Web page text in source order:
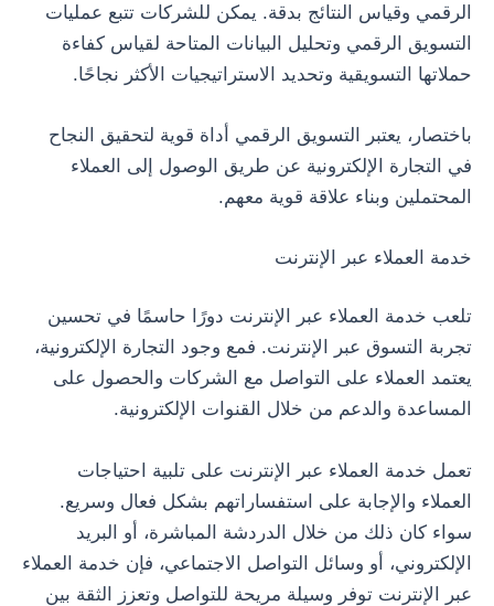
الرقمي وقياس النتائج بدقة. يمكن للشركات تتبع عمليات
التسويق الرقمي وتحليل البيانات المتاحة لقياس كفاءة
حملاتها التسويقية وتحديد الاستراتيجيات الأكثر نجاحًا.
باختصار، يعتبر التسويق الرقمي أداة قوية لتحقيق النجاح
في التجارة الإلكترونية عن طريق الوصول إلى العملاء
المحتملين وبناء علاقة قوية معهم.
خدمة العملاء عبر الإنترنت
تلعب خدمة العملاء عبر الإنترنت دورًا حاسمًا في تحسين
تجربة التسوق عبر الإنترنت. فمع وجود التجارة الإلكترونية،
يعتمد العملاء على التواصل مع الشركات والحصول على
المساعدة والدعم من خلال القنوات الإلكترونية.
تعمل خدمة العملاء عبر الإنترنت على تلبية احتياجات
العملاء والإجابة على استفساراتهم بشكل فعال وسريع.
سواء كان ذلك من خلال الدردشة المباشرة، أو البريد
الإلكتروني، أو وسائل التواصل الاجتماعي، فإن خدمة العملاء
عبر الإنترنت توفر وسيلة مريحة للتواصل وتعزز الثقة بين